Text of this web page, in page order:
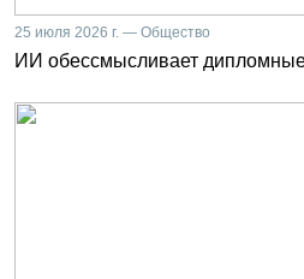
25 июля 2026 г. — Общество
ИИ обессмысливает